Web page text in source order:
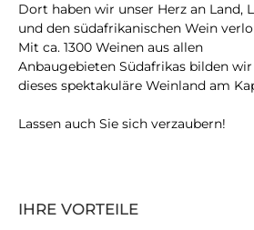
IHRE VORTEILE
Dort haben wir unser Herz an Land,
und den südafrikanischen Wein
Mit ca. 1300 Weinen aus allen
Anbaugebieten Südafrikas bilden wir
dieses spektakuläre Weinland am
Lassen auch Sie sich verzaubern!